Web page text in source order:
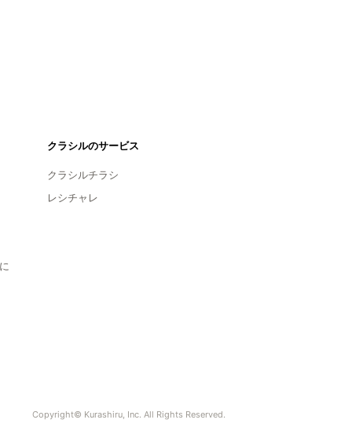
クラシルのサービス
クラシルチラシ
レシチャレ
Copyright© Kurashiru, Inc. All Rights Reserved.